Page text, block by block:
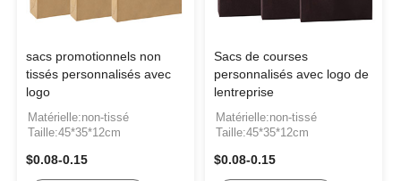
sacs promotionnels non
tissés personnalisés avec
logo
Matérielle:non-tissé
Taille:45*35*12cm
$0.08-0.15
Sacs de courses
personnalisés avec logo de
lentreprise
Matérielle:non-tissé
Taille:45*35*12cm
$0.08-0.15